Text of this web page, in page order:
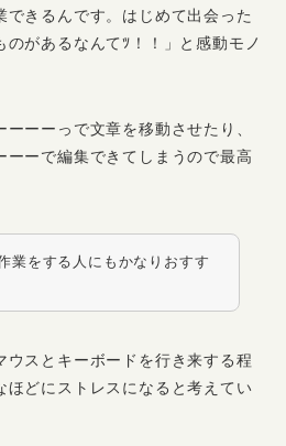
できるんです。はじめて出会った
のがあるなんてﾂ！！」と感動モノ
ーーっで文章を移動させたり、
ーーで編集できてしまうので最高
業をする人にもかなりおすす
ウスとキーボードを行き来する程
ほどにストレスになると考えてい